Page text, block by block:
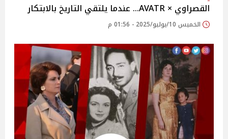
القصراوي × AVATR… عندما يلتقي التاريخ بالابتكار
الخميس 10/يوليو/2025 - 01:56 م